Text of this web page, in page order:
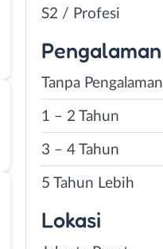
S2 / Profesi
Pengalaman
Tanpa Pengalaman
1 – 2 Tahun
3 – 4 Tahun
5 Tahun Lebih
Lokasi